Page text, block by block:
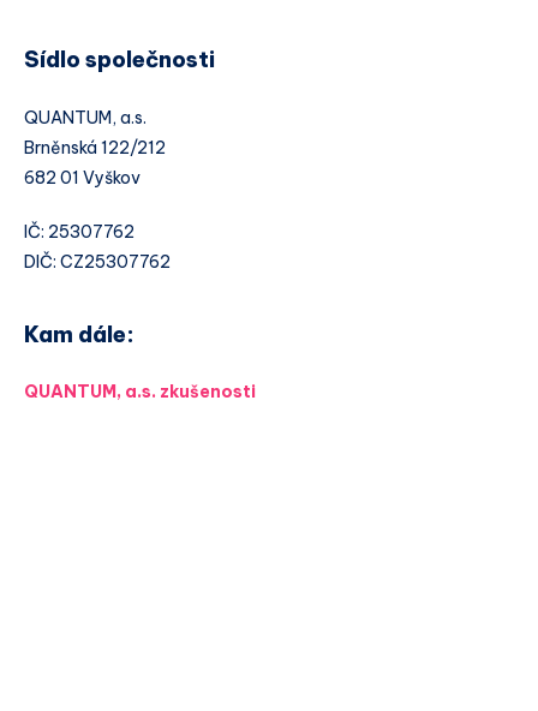
Sídlo společnosti
QUANTUM, a.s.
Brněnská 122/212
682 01 Vyškov
IČ: 25307762
DIČ: CZ25307762
Kam dále:
QUANTUM, a.s. zkušenosti